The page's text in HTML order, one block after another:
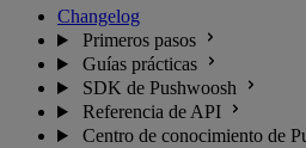
Changelog
Primeros pasos
Guías prácticas
SDK de Pushwoosh
Referencia de API
Centro de conocimiento de